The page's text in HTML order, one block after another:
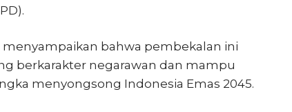
menyampaikan bahwa pembekalan ini
berkarakter negarawan dan mampu
menyongsong Indonesia Emas 2045.